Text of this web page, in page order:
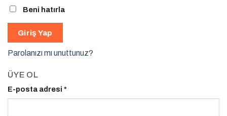
Beni hatırla
Giriş Yap
Parolanızı mı unuttunuz?
ÜYE OL
E-posta adresi *